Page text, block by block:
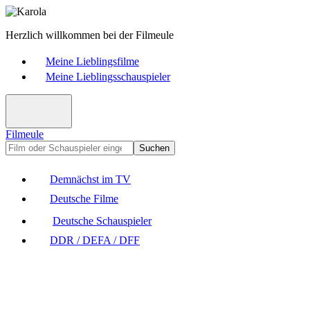
Herzlich willkommen bei der Filmeule
Meine Lieblingsfilme
Meine Lieblingsschauspieler
Filmeule
Suchen
Demnächst im TV
Deutsche Filme
Deutsche Schauspieler
DDR / DEFA / DFF